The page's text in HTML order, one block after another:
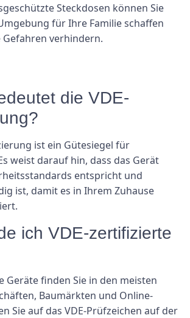
Steckdosen können Sie
für Ihre Familie schaffen
verhindern.
die VDE-
ist ein Gütesiegel für
weist darauf hin, dass das Gerät
entspricht und
ist, damit es in Ihrem Zuhause
ich VDE-zertifizierte
Geräte finden Sie in den meisten
Baumärkten und Online-
Sie auf das VDE-Prüfzeichen auf der